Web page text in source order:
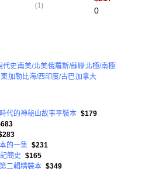
(1)
Ize Press,
0
代史南美/北美俄羅斯/蘇聯北極/南極
加勒比海/西印度/古巴加拿大
代的神秘山故事平裝本 $179
的一集 $231
簡史 $165
二輯精裝本 $349